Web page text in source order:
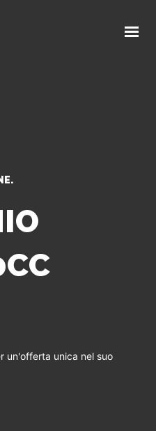
un'offerta unica nel suo